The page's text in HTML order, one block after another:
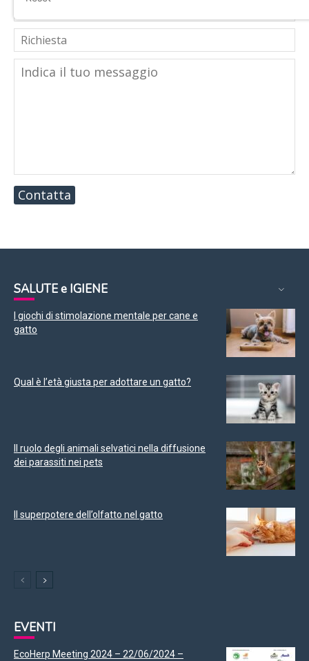
Contatta
SALUTE e IGIENE
I giochi di stimolazione mentale per cane e
gatto
Qual è l’età giusta per adottare un gatto?
Il ruolo degli animali selvatici nella diffusione
dei parassiti nei pets
Il superpotere dell’olfatto nel gatto
EVENTI
EcoHerp Meeting 2024 – 22/06/2024 –